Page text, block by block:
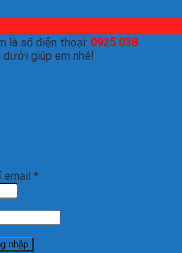
là số điện thoại: 0925 038
giúp em nhé!
email *
nhập